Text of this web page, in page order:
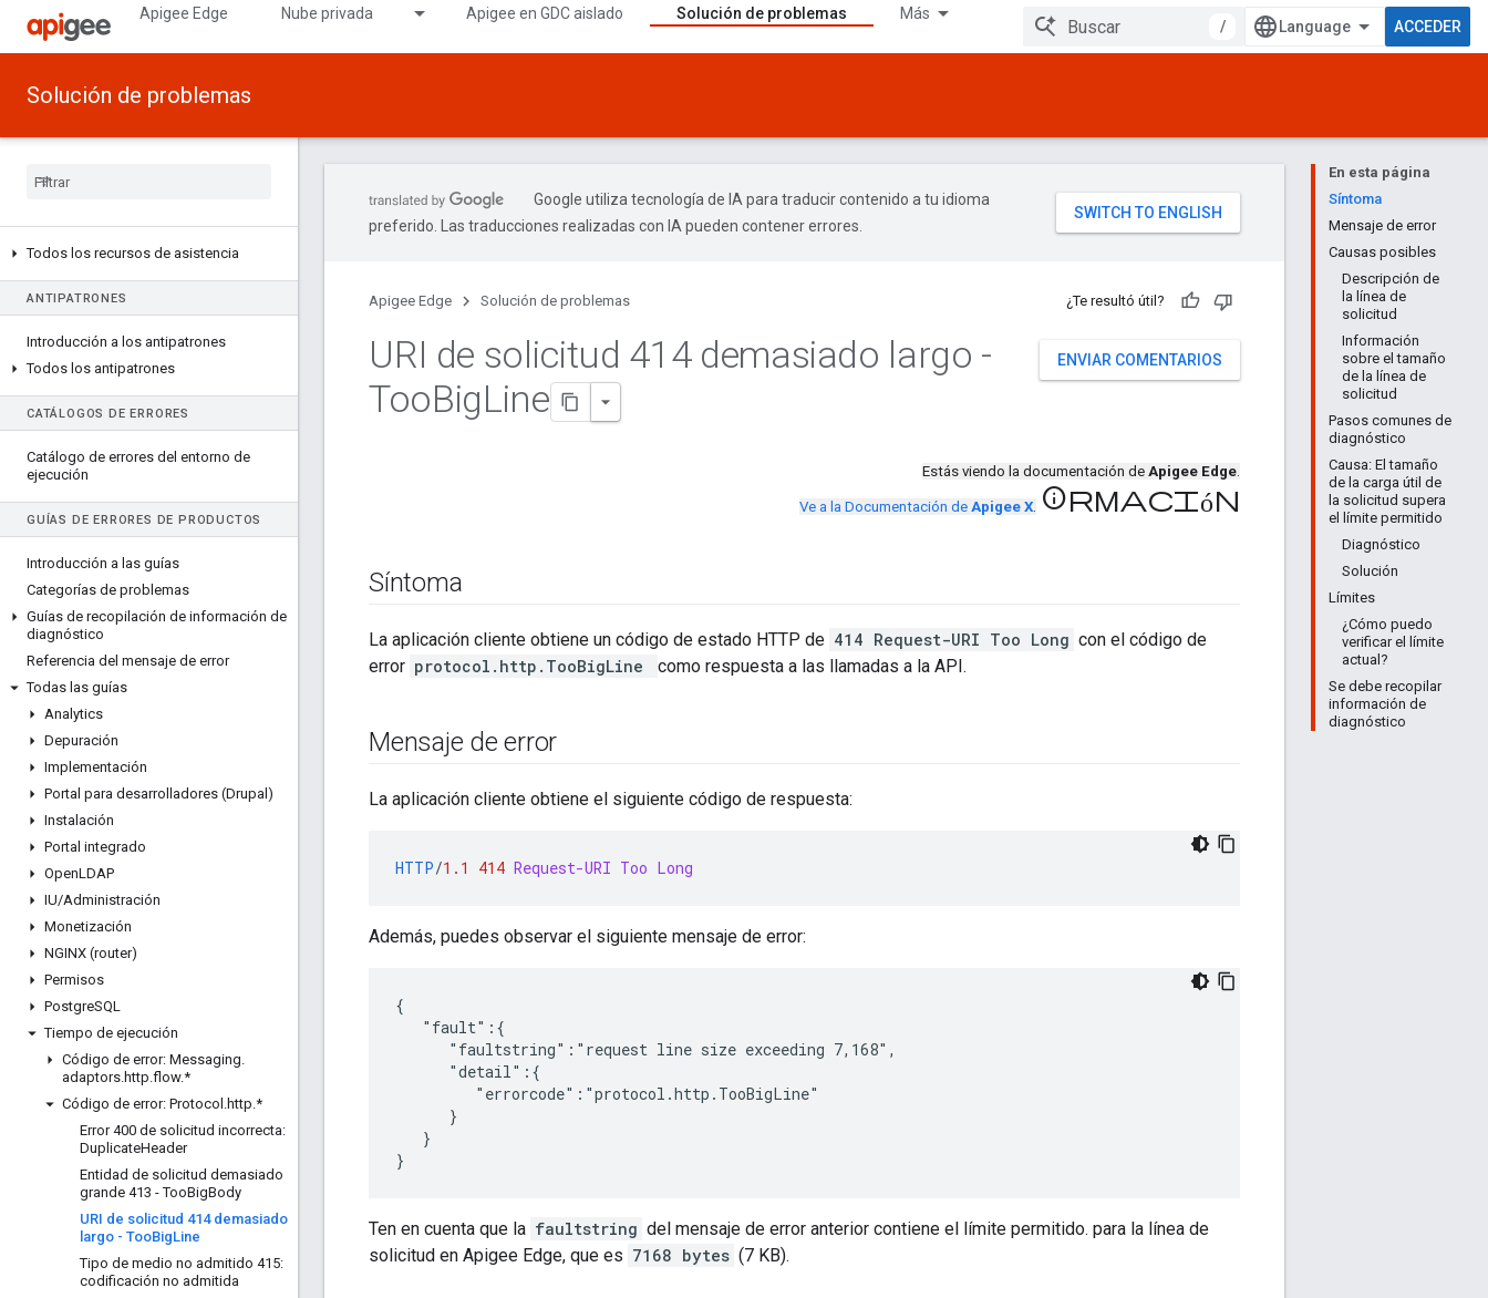
Apigee Edge Nube privada Apigee en GDC aislado Solución de problemas Más
/ ACCEDER
Solución de problemas
Todos los recursos de asistencia
ANTIPATRONES
Introducción a los antipatrones
Todos los antipatrones
CATÁLOGOS DE ERRORES
Catálogo de errores del entorno de
ejecución
GUÍAS DE ERRORES DE PRODUCTOS
Introducción a las guías
Categorías de problemas
Guías de recopilación de información de
diagnóstico
Referencia del mensaje de error
Todas las guías
Analytics
Depuración
Implementación
Portal para desarrolladores (Drupal)
Instalación
Portal integrado
OpenLDAP
IU/Administración
Monetización
NGINX (router)
Permisos
PostgreSQL
Tiempo de ejecución
Código de error: Messaging.
adaptors.http.flow.*
Código de error: Protocol .http.*
Error 400 de solicitud incorrecta:
DuplicateHeader
Entidad de solicitud demasiado
grande 413 - TooBigBody
URI de solicitud 414 demasiado
largo - TooBigLine
Tipo de medio no admitido 415:
codificación no admitida
En esta página
Síntoma
Mensaje de error
Causas posibles
Descripción de
la línea de
solicitud
Información
sobre el tamaño
de la línea de
solicitud
Pasos comunes de
diagnóstico
Causa: El tamaño
de la carga útil de
la solicitud supera
el límite permitido
Diagnóstico
Solución
Límites
¿Cómo puedo
verificar el límite
actual?
Se debe recopilar
información de
diagnóstico
Google utiliza tecnología de IA para traducir contenido a tu idioma
preferido. Las traducciones realizadas con IA pueden contener errores.
Apigee Edge Solución de problemas ¿Te resultó útil?
ENVIAR COMENTARIOS
URI de solicitud 414 demasiado largo -
TooBigLine
Estás viendo la documentación de Apigee Edge.
Ve a la Documentación de Apigee X. información
Síntoma
La aplicación cliente obtiene un código de estado HTTP de 414 Request-URI Too Long con el código de
error protocol.http.TooBigLine como respuesta a las llamadas a la API.
Mensaje de error
La aplicación cliente obtiene el siguiente código de respuesta:
HTTP/1.1 414 Request-URI Too Long
Además, puedes observar el siguiente mensaje de error:
{
   "fault":{
      "faultstring":"request line size exceeding 7,168",
      "detail":{
         "errorcode":"protocol.http.TooBigLine"
      }
   }
}
Ten en cuenta que la faultstring del mensaje de error anterior contiene el límite permitido. para la línea de
solicitud en Apigee Edge, que es 7168 bytes (7 KB).